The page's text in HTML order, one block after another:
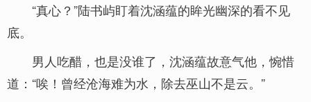
“真心？”陆书屿盯着沈涵蕴的眸光幽深的看不见
底。
男人吃醋，也是没谁了，沈涵蕴故意气他，惋惜
道：“唉！曾经沧海难为水，除去巫山不是云。”